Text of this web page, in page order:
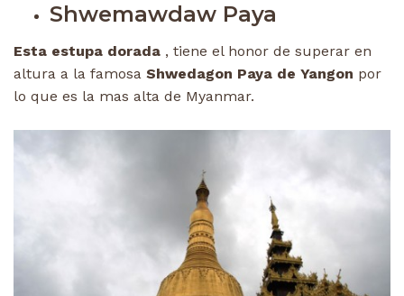
Shwemawdaw Paya
Esta estupa dorada , tiene el honor de superar en
altura a la famosa Shwedagon Paya de Yangon por
lo que es la mas alta de Myanmar.